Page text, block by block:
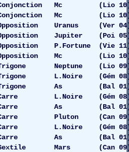
Mc (Lio 10)
Mc (Lio
Uranus (Ver 04)
Jupiter (Poi 05)
P.Fortune (Vie
Opposition Mc (Lio
Neptune (Lio 09)
L.Noire (Gém 08)
Trigone As (Bal 01)
L.Noire (Gém
As (Bal 01)
Carre Pluton (Can 09)
L.Noire (Gém
Carre As (Bal 01)
Mars (Can 09)